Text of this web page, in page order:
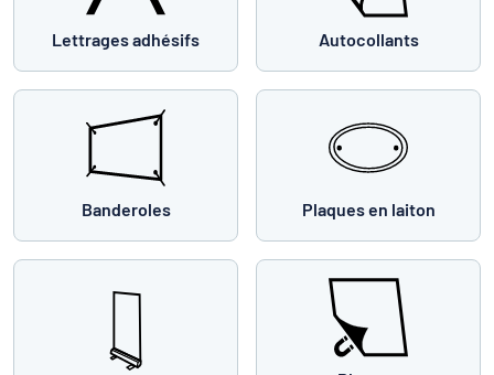
Lettrages adhésifs Autocollants
Banderoles Plaques en laiton